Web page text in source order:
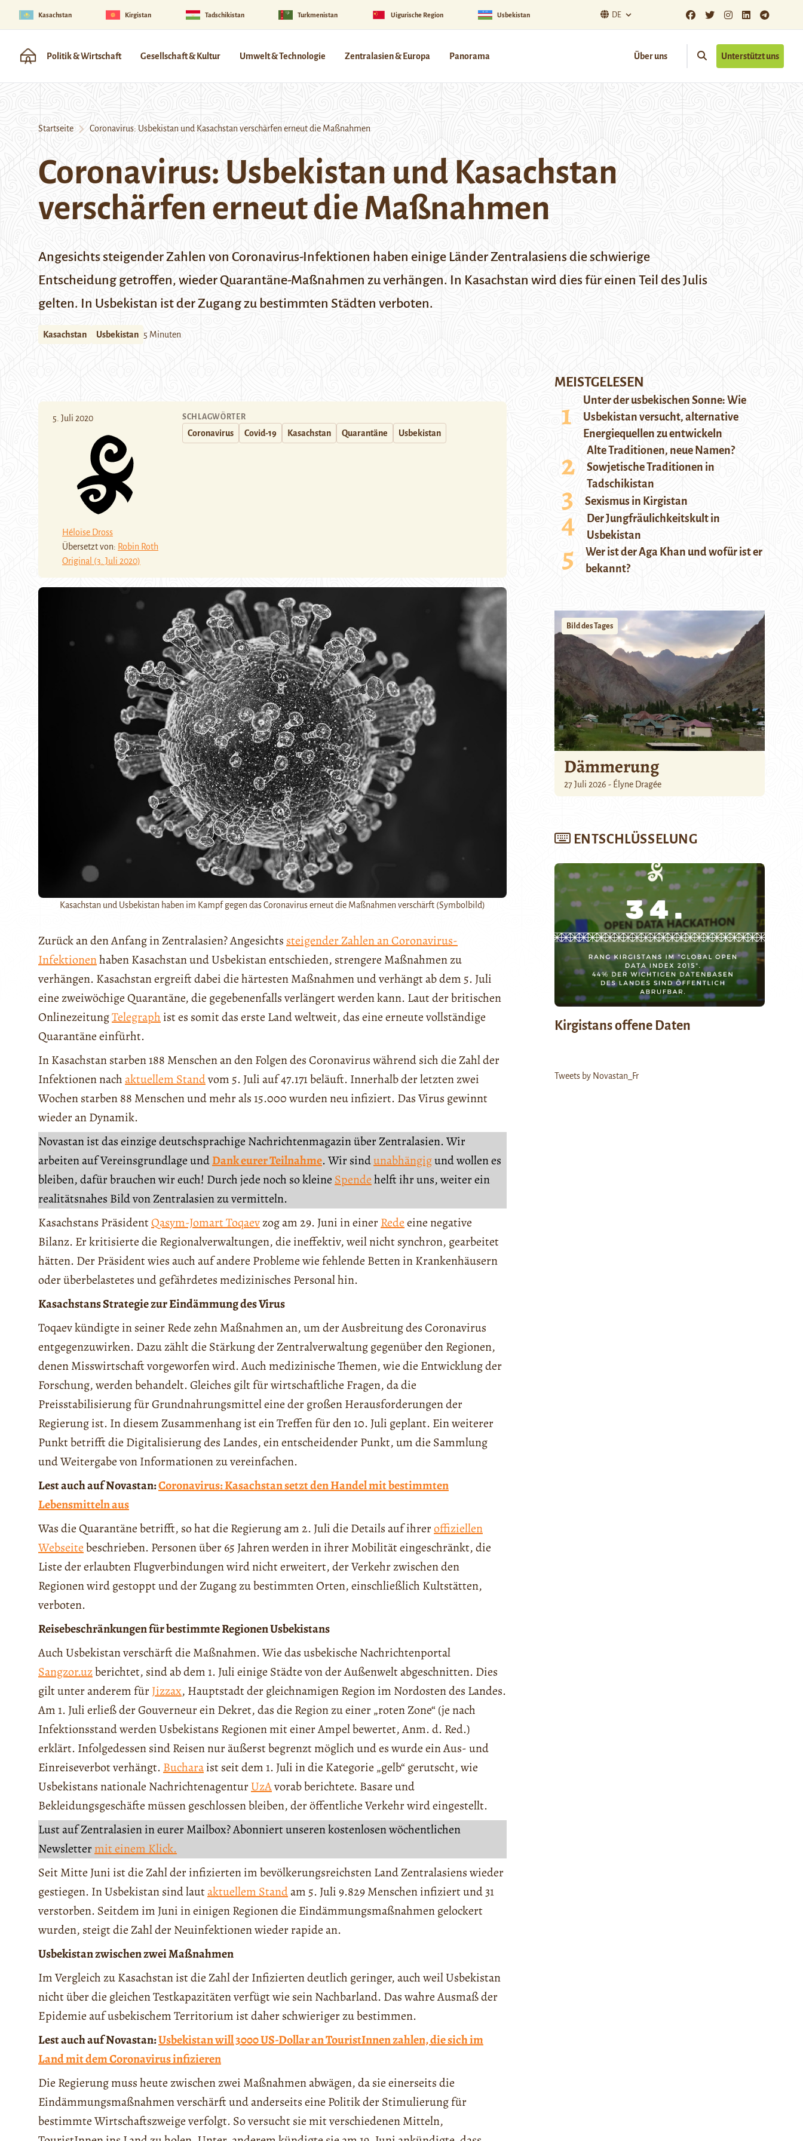
Kasachstan Kirgistan Tadschikistan Turkmenistan Uigurische Region Usbekistan DE
Politik & Wirtschaft Gesellschaft & Kultur Umwelt & Technologie Zentralasien & Europa Panorama Über uns Unterstützt uns
Startseite Coronavirus: Usbekistan und Kasachstan verschärfen erneut die Maßnahmen
Coronavirus: Usbekistan und Kasachstan
verschärfen erneut die Maßnahmen
Angesichts steigender Zahlen von Coronavirus-Infektionen haben einige Länder Zentralasiens die schwierige
Entscheidung getroffen, wieder Quarantäne-Maßnahmen zu verhängen. In Kasachstan wird dies für einen Teil des Julis
gelten. In Usbekistan ist der Zugang zu bestimmten Städten verboten.
Kasachstan Usbekistan 5 Minuten
5. Juli 2020
Héloïse Dross
Übersetzt von: Robin Roth
Original (3. Juli 2020)
SCHLAGWÖRTER
Coronavirus Covid-19 Kasachstan Quarantäne Usbekistan
Kasachstan und Usbekistan haben im Kampf gegen das Coronavirus erneut die Maßnahmen verschärft (Symbolbild)
Zurück an den Anfang in Zentralasien? Angesichts steigender Zahlen an Coronavirus-
Infektionenhaben Kasachstan und Usbekistan entschieden, strengere Maßnahmen zu
verhängen. Kasachstan ergreift dabei die härtesten Maßnahmen und verhängt ab dem 5. Juli
eine zweiwöchige Quarantäne, die gegebenenfalls verlängert werden kann. Laut der britischen
OnlinezeitungTelegraph ist es somit das erste Land weltweit, das eine erneute vollständige
Quarantäne einfürht.
In Kasachstan starben 188 Menschen an den Folgen des Coronavirus während sich die Zahl der
Infektionen nachaktuellem Standvom 5. Juli auf 47.171 beläuft. Innerhalb der letzten zwei
Wochen starben 88 Menschen und mehr als 15.000 wurden neu infiziert. Das Virus gewinnt
wieder an Dynamik.
Novastan ist das einzige deutschsprachige Nachrichtenmagazin über Zentralasien. Wir
arbeiten auf Vereinsgrundlage undDank eurer Teilnahme. Wir sindunabhängigund wollen es
bleiben, dafür brauchen wir euch! Durch jede noch so kleine Spendehelft ihr uns, weiter ein
realitätsnahes Bild von Zentralasien zu vermitteln.
Kasachstans PräsidentQasym-Jomart Toqaevzog am 29. Juni in einerRedeeine negative
Bilanz. Er kritisierte die Regionalverwaltungen, die ineffektiv, weil nicht synchron, gearbeitet
hätten. Der Präsident wies auch auf andere Probleme wie fehlende Betten in Krankenhäusern
oder überbelastetes und gefährdetes medizinisches Personal hin.
Kasachstans Strategie zur Eindämmung des Virus
Toqaev kündigte in seiner Rede zehn Maßnahmen an, um der Ausbreitung des Coronavirus
entgegenzuwirken. Dazu zählt die Stärkung der Zentralverwaltung gegenüber den Regionen,
denen Misswirtschaft vorgeworfen wird. Auch medizinische Themen, wie die Entwicklung der
Forschung, werden behandelt. Gleiches gilt für wirtschaftliche Fragen, da die
Preisstabilisierung für Grundnahrungsmittel eine der großen Herausforderungen der
Regierung ist. In diesem Zusammenhang ist ein Treffen für den 10. Juli geplant. Ein weiterer
Punkt betrifft die Digitalisierung des Landes, ein entscheidender Punkt, um die Sammlung
und Weitergabe von Informationen zu vereinfachen.
Lest auch auf Novastan:Coronavirus: Kasachstan setzt den Handel mit bestimmten
Lebensmitteln aus
Was die Quarantäne betrifft, so hat die Regierung am 2. Juli die Details auf ihreroffiziellen
Webseitebeschrieben. Personen über 65 Jahren werden in ihrer Mobilität eingeschränkt, die
Liste der erlaubten Flugverbindungen wird nicht erweitert, der Verkehr zwischen den
Regionen wird gestoppt und der Zugang zu bestimmten Orten, einschließlich Kultstätten,
verboten.
Reisebeschränkungen für bestimmte Regionen Usbekistans
Auch Usbekistan verschärft die Maßnahmen. Wie das usbekische Nachrichtenportal
Sangzor.uzberichtet, sind ab dem 1. Juli einige Städte von der Außenwelt abgeschnitten. Dies
gilt unter anderem fürJizzax, Hauptstadt der gleichnamigen Region im Nordosten des Landes.
Am 1. Juli erließ der Gouverneur ein Dekret, das die Region zu einer „roten Zone“ (je nach
Infektionsstand werden Usbekistans Regionen mit einer Ampel bewertet, Anm. d. Red.)
erklärt. Infolgedessen sind Reisen nur äußerst begrenzt möglich und es wurde ein Aus- und
Einreiseverbot verhängt. Bucharaist seit dem 1. Juli in die Kategorie „gelb“ gerutscht, wie
Usbekistans nationale NachrichtenagenturUzAvorab berichtete. Basare und
Bekleidungsgeschäfte müssen geschlossen bleiben, der öffentliche Verkehr wird eingestellt.
Lust auf Zentralasien in eurer Mailbox? Abonniert unseren kostenlosen wöchentlichen
Newslettermit einem Klick.
Seit Mitte Juni ist die Zahl der infizierten im bevölkerungsreichsten Land Zentralasiens wieder
gestiegen. In Usbekistan sind lautaktuellem Standam 5. Juli 9.829 Menschen infiziert und 31
verstorben. Seitdem im Juni in einigen Regionen die Eindämmungsmaßnahmen gelockert
wurden, steigt die Zahl der Neuinfektionen wieder rapide an.
Usbekistan zwischen zwei Maßnahmen
Im Vergleich zu Kasachstan ist die Zahl der Infizierten deutlich geringer, auch weil Usbekistan
nicht über die gleichen Testkapazitäten verfügt wie sein Nachbarland. Das wahre Ausmaß der
Epidemie auf usbekischem Territorium ist daher schwieriger zu bestimmen.
Lest auch auf Novastan:Usbekistan will 3000 US-Dollar an TouristInnen zahlen, die sich im
Land mit dem Coronavirus infizieren
Die Regierung muss heute zwischen zwei Maßnahmen abwägen, da sie einerseits die
Eindämmungsmaßnahmen verschärft und anderseits eine Politik der Stimulierung für
bestimmte Wirtschaftszweige verfolgt. So versucht sie mit verschiedenen Mitteln,
MEISTGELESEN
Unter der usbekischen Sonne: Wie
Usbekistan versucht, alternative
Energiequellen zu entwickeln
Alte Traditionen, neue Namen?
Sowjetische Traditionen in
Tadschikistan
Sexismus in Kirgistan
Der Jungfräulichkeitskult in
Usbekistan
Wer ist der Aga Khan und wofür ist er
bekannt?
Bild des Tages
Dämmerung
27 Juli 2026 - Élyne Dragée
ENTSCHLÜSSELUNG
Kirgistans offene Daten
Tweets by Novastan_Fr